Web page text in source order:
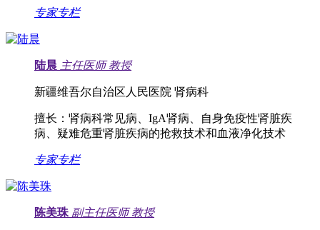
专家专栏
陆晨 主任医师 教授
新疆维吾尔自治区人民医院 肾病科
擅长： 肾病科常见病、IgA肾病、自身免疫性肾脏疾
病、疑难危重肾脏疾病的抢救技术和血液净化技术
专家专栏
陈美珠 副主任医师 教授